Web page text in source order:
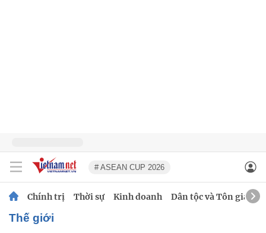
# ASEAN CUP 2026
Chính trị Thời sự Kinh doanh Dân tộc và Tôn giáo
thế giới